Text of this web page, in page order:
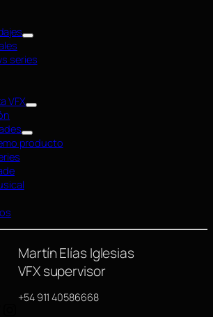
series
VFX
producto
Martín Elías Iglesias
VFX supervisor
+54 911 40586668